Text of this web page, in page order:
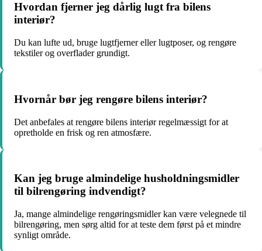
Hvordan fjerner jeg dårlig lugt fra bilens
interiør?
Du kan lufte ud, bruge lugtfjerner eller lugtposer, og rengøre
tekstiler og overflader grundigt.
Hvornår bør jeg rengøre bilens interiør?
Det anbefales at rengøre bilens interiør regelmæssigt for at
opretholde en frisk og ren atmosfære.
Kan jeg bruge almindelige husholdningsmidler
til bilrengøring indvendigt?
Ja, mange almindelige rengøringsmidler kan være velegnede til
bilrengøring, men sørg altid for at teste dem først på et mindre
synligt område.